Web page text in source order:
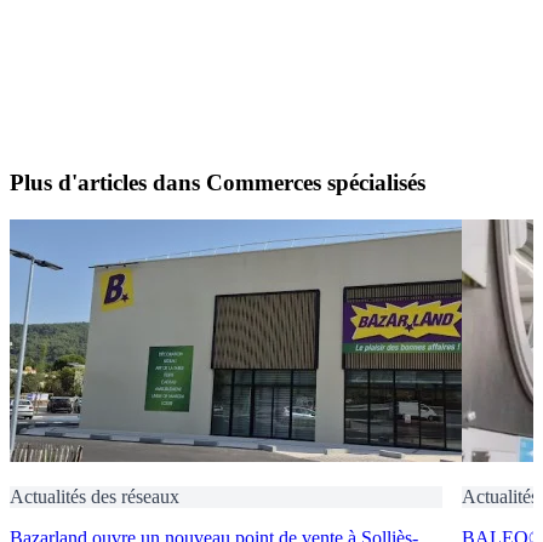
Plus d'articles dans Commerces spécialisés
Actualités des réseaux
Bazarland ouvre un nouveau point de vente à Solliès-
Actualités
BALEO®